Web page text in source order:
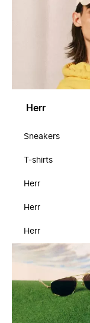
Herr
Sneakers
T-shirts
Herr
Herr
Herr